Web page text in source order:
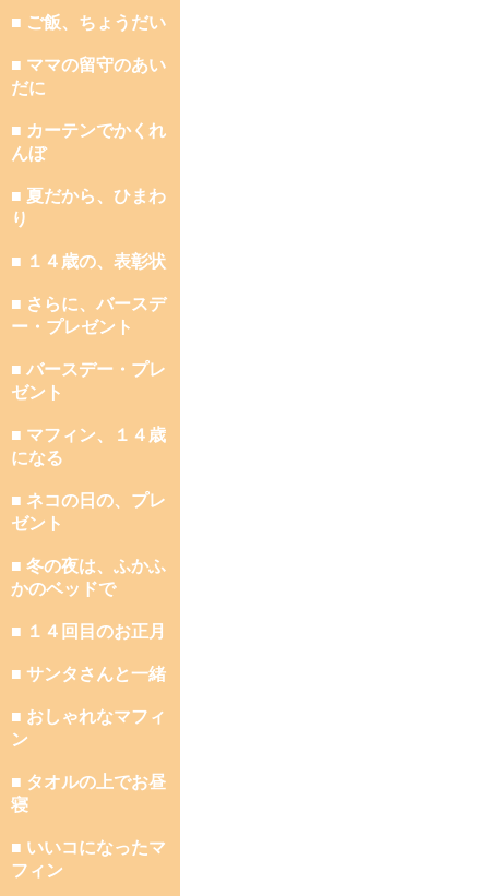
■ ご飯、ちょうだい
■ ママの留守のあい
だに
■ カーテンでかくれ
んぼ
■ 夏だから、ひまわ
り
■ １４歳の、表彰状
■ さらに、バースデ
ー・プレゼント
■ バースデー・プレ
ゼント
■ マフィン、１４歳
になる
■ ネコの日の、プレ
ゼント
■ 冬の夜は、ふかふ
かのベッドで
■ １４回目のお正月
■ サンタさんと一緒
■ おしゃれなマフィ
ン
■ タオルの上でお昼
寝
■ いいコになったマ
フィン